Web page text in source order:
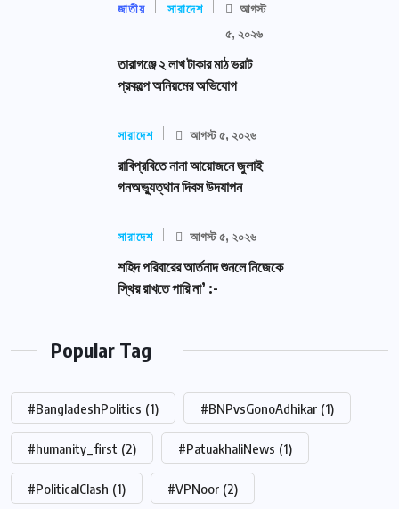
জাতীয় সারাদেশ
আগস্ট
৫, ২০২৬
তারাগঞ্জে ২ লাখ টাকার মাঠ ভরাট
প্রকল্পে অনিয়মের অভিযোগ
সারাদেশ আগস্ট ৫, ২০২৬
রাবিপ্রবিতে নানা আয়োজনে জুলাই
গনঅভ্যুত্থান দিবস উদযাপন
সারাদেশ আগস্ট ৫, ২০২৬
শহিদ পরিবারের আর্তনাদ শুনলে নিজেকে
স্থির রাখতে পারি না’ :-
Popular Tag
#BangladeshPolitics (1) #BNPvsGonoAdhikar (1)
#humanity_first (2) #PatuakhaliNews (1)
#PoliticalClash (1) #VPNoor (2)